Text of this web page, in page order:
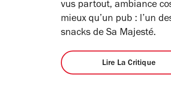
vus partout, ambiance
mieux qu’un pub : l’un
snacks de Sa Majesté.
Lire La Critique